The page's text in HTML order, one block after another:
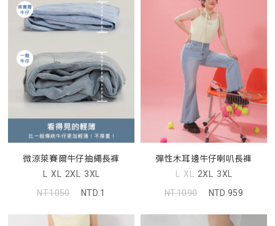
微涼萊賽爾牛仔抽繩長褲
L XL 2XL 3XL
NT.1050
NTD.1
彈性木耳邊牛仔喇叭長褲
L XL 2XL 3XL
NT.1090
NTD.959